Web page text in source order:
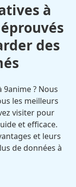
à
des
? Nous
les meilleurs
visiter pour
et efficace.
et leurs
de données à